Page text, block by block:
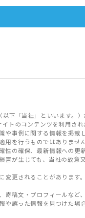
下「当社」といいます。
トのコンテンツを利用さ
や事例に関する情報を掲
用を行うものではありません
性の確保、最新情報への
害が生じても、当社の故
変更されることがありま
寄稿文・プロフィールな
や誤った情報を見つけた